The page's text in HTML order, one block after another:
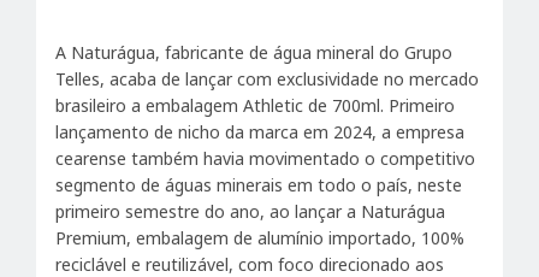
A Naturágua, fabricante de água mineral do Grupo
Telles, acaba de lançar com exclusividade no mercado
brasileiro a embalagem Athletic de 700ml. Primeiro
lançamento de nicho da marca em 2024, a empresa
cearense também havia movimentado o competitivo
segmento de águas minerais em todo o país, neste
primeiro semestre do ano, ao lançar a Naturágua
Premium, embalagem de alumínio importado, 100%
reciclável e reutilizável, com foco direcionado aos